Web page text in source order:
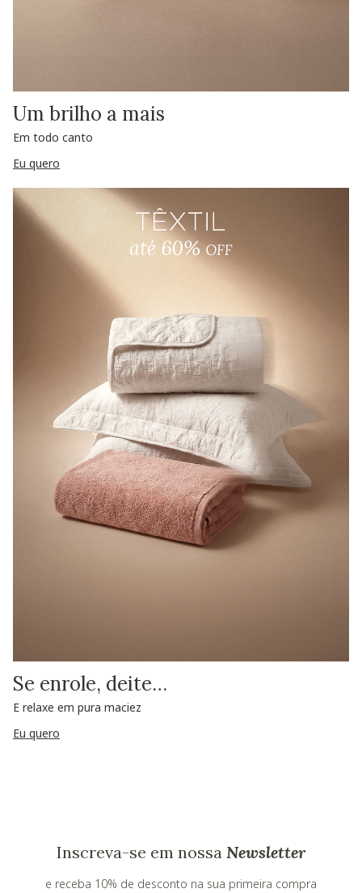
Um brilho a mais
Em todo canto
Eu quero
Se enrole, deite…
E relaxe em pura maciez
Eu quero
Inscreva-se em nossa Newsletter
e receba 10% de desconto na sua primeira compra